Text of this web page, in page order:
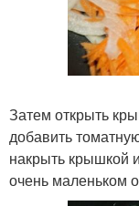
Затем открыть
добавить
накрыть крышкой
очень маленьком